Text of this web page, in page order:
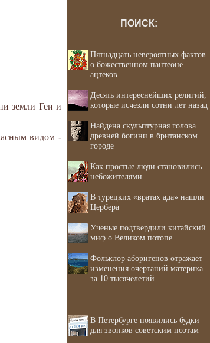
земли Геи и
видом -
ПОИСК:
Пятнадцать невероятных фактов
о божественном пантеоне
ацтеков
Десять интереснейших религий,
которые исчезли сотни лет назад
Найдена скульптурная голова
древней богини в британском
городе
Как простые люди становились
небожителями
В турецких «вратах ада» нашли
Цербера
Ученые подтвердили китайский
миф о Великом потопе
Фольклор аборигенов отражает
изменения очертаний материка
за 10 тысячелетий
В Петербурге появились будки
для звонков советским поэтам